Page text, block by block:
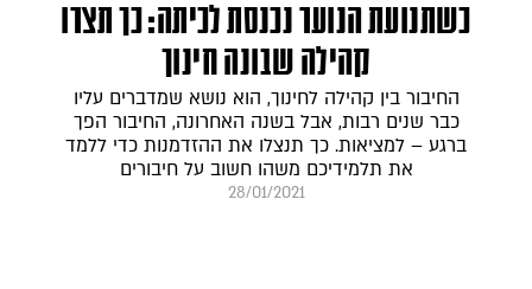
כשתנועת הנוער נכנסת לכיתה: כך תצרו
קהילה שבונה חינוך
החיבור בין קהילה לחינוך, הוא נושא שמדברים עליו
כבר שנים רבות, אבל בשנה האחרונה, החיבור הפך
ברגע – למציאות. כך תנצלו את ההזדמנות כדי ללמד
את תלמידיכם משהו חשוב על חיבורים
28/01/2021